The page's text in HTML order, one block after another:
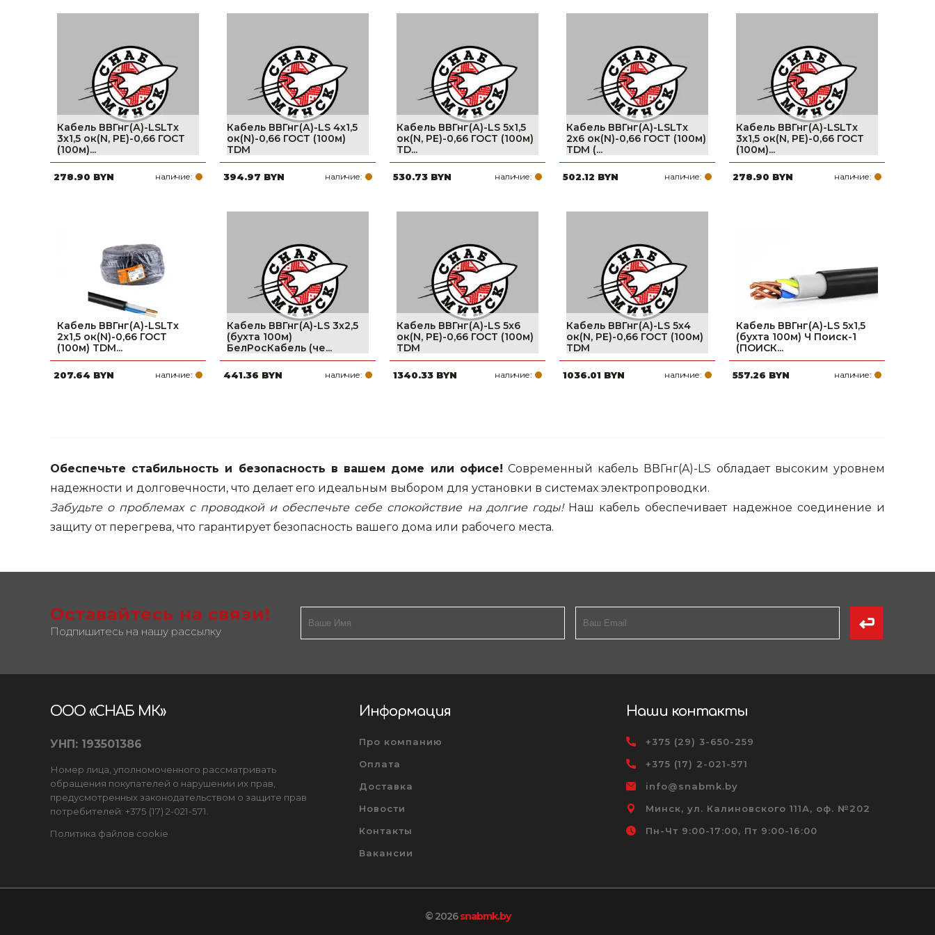
Сварочное оборудование и материалы
Средства индивидуальной защиты и спецодежда
Хранение инструмента (ящики, сумки, пояса, тележки)
Хозтовары
Нагреватели и осушители воздуха
Крепеж и фурнитура
Ручной инструмент
Строительные и отделочные материалы
Садовый инструмент, вазоны, горшки и кашпо, теплицы, парники
Резинотехнические, асбестовые изделия, каболка
Дистилляторы
Ниппельные поилки для
Чашечные кормушки
Чашечные поилки
Кабель ВВГнг(А)-LSLTx
3х1,5 ок(N, PE)-0,66 ГОСТ
(100м)...
278.90 BYN наличие:
Кабель ВВГнг(А)-LS 4х1,5
ок(N)-0,66 ГОСТ (100м)
TDM
394.97 BYN наличие:
Кабель ВВГнг(А)-LS 5х1,5
ок(N, PE)-0,66 ГОСТ (100м)
TD...
530.73 BYN наличие:
Кабель ВВГнг(А)-LSLTx
2х6 ок(N)-0,66 ГОСТ (100м)
TDM (...
502.12 BYN наличие:
Кабель ВВГнг(А)-LSLTx
3х1,5 ок(N, PE)-0,66 ГОСТ
(100м)...
278.90 BYN наличие:
Кабель ВВГнг(А)-LSLTx
2х1,5 ок(N)-0,66 ГОСТ
(100м) TDM...
207.64 BYN наличие:
Кабель ВВГнг(A)-LS 3х2,5
(бухта 100м)
БелРосКабель (че...
441.36 BYN наличие:
Кабель ВВГнг(А)-LS 5х6
ок(N, PE)-0,66 ГОСТ (100м)
TDM
1340.33 BYN наличие:
Кабель ВВГнг(А)-LS 5х4
ок(N, PE)-0,66 ГОСТ (100м)
TDM
1036.01 BYN наличие:
Кабель ВВГнг(А)-LS 5х1,5
(бухта 100м) Ч Поиск-1
(ПОИСК...
557.26 BYN наличие:
Обеспечьте стабильность и безопасность в вашем доме или офисе! Современный кабель ВВГнг(A)-LS обладает высоким уровнем
надежности и долговечности, что делает его идеальным выбором для установки в системах электропроводки.
Забудьте о проблемах с проводкой и обеспечьте себе спокойствие на долгие годы!Наш кабель обеспечивает надежное соединение и
защиту от перегрева, что гарантирует безопасность вашего дома или рабочего места.
Оставайтесь на связи!
Подпишитесь на нашу рассылку
ООО «СНАБ МК»
УНП: 193501386
Номер лица, уполномоченного рассматривать
обращения покупателей о нарушении их прав,
предусмотренных законодательством о защите прав
потребителей: +375 (17) 2-021-571.
Политика файлов cookie
Информация
Про компанию
Оплата
Доставка
Новости
Контакты
Вакансии
Наши контакты
+375 (29) 3-650-259
+375 (17) 2-021-571
info@snabmk.by
Минск, ул. Калиновского 111А, оф. №202
Пн-Чт 9:00-17:00, Пт 9:00-16:00
© 2026snabmk.by